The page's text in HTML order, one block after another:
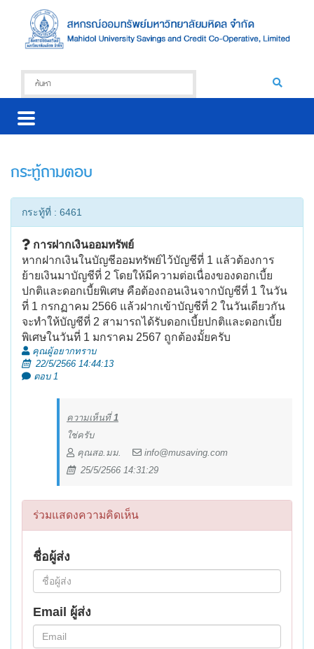
กระทู้ถามตอบ
กระทู้ที่ : 6461
การฝากเงินออมทรัพย์
หากฝากเงินในบัญชีออมทรัพย์ไว้บัญชีที่ 1 แล้วต้องการ
ย้ายเงินมาบัญชีที่ 2 โดยให้มีความต่อเนื่องของดอกเบี้ย
ปกติและดอกเบี้ยพิเศษ คือต้องถอนเงินจากบัญชีที่ 1 ในวัน
ที่ 1 กรกฏาคม 2566 แล้วฝากเข้าบัญชีที่ 2 ในวันเดียวกัน
จะทำให้บัญชีที่ 2 สามารถได้รับดอกเบี้ยปกติและดอกเบี้ย
พิเศษในวันที่ 1 มกราคม 2567 ถูกต้องมั้ยครับ
คุณผู้อยากทราบ
22/5/2566 14:44:13
ตอบ 1
ความเห็นที่1
ใช่ครับ
คุณสอ.มม.
info@musaving.com
25/5/2566 14:31:29
ร่วมแสดงความคิดเห็น
ชื่อผู้ส่ง
Email ผู้ส่ง